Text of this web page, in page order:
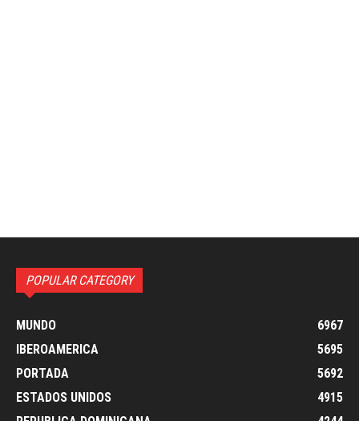
POPULAR CATEGORY
MUNDO
6967
IBEROAMERICA
5695
PORTADA
5692
ESTADOS UNIDOS
4915